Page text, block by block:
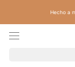
Hecho a